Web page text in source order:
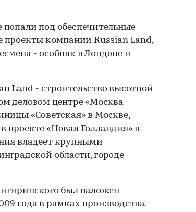
под обеспечительные
проекты компании Russian Land,
- особняк в Лондоне и
Land - строительство высотной
деловом центре «Москва-
«Советская» в Москве,
проекте «Новая Голландия» в
владеет крупными
области, городе
был наложен
года в рамках производства